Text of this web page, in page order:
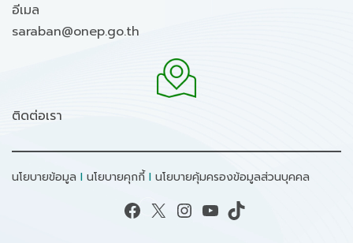
อีเมล
saraban@onep.go.th
ติดต่อเรา
นโยบายข้อมูล I นโยบายคุกกี้ I นโยบายคุ้มครองข้อมูลส่วนบุคคล
Facebook X Instagram YouTube TikTok